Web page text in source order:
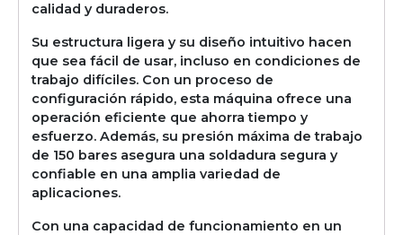
calidad y duraderos.
Su estructura ligera y su diseño intuitivo hacen
que sea fácil de usar, incluso en condiciones de
trabajo difíciles. Con un proceso de
configuración rápido, esta máquina ofrece una
operación eficiente que ahorra tiempo y
esfuerzo. Además, su presión máxima de trabajo
de 150 bares asegura una soldadura segura y
confiable en una amplia variedad de
aplicaciones.
Con una capacidad de funcionamiento en un